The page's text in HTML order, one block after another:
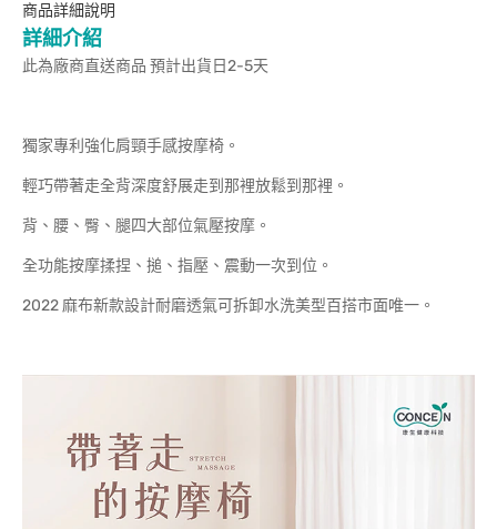
商品詳細說明
詳細介紹
此為廠商直送商品 預計出貨日2-5天
獨家專利強化肩頸手感按摩椅。
輕巧帶著走全背深度舒展走到那裡放鬆到那裡。
背、腰、臀、腿四大部位氣壓按摩。
全功能按摩揉捏、搥、指壓、震動一次到位。
2022 麻布新款設計耐磨透氣可拆卸水洗美型百搭市面唯一。